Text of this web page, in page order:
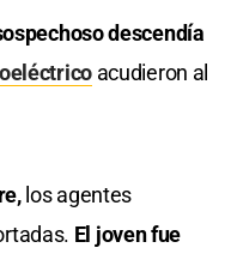
descendía
acudieron al
los agentes
El joven fue